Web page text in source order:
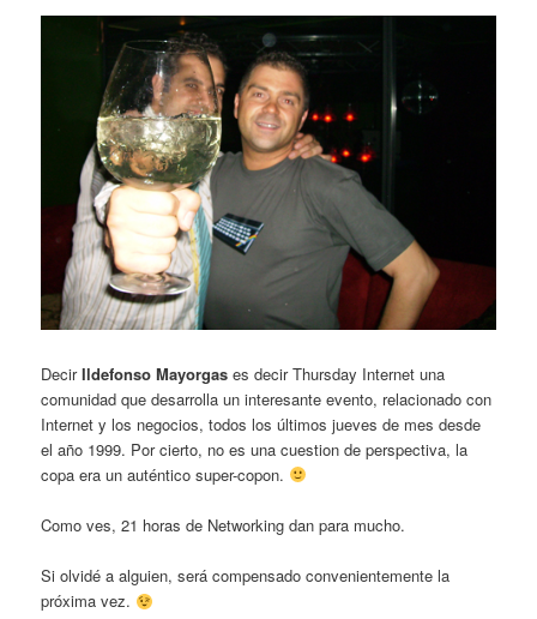
DecirIldefonso Mayorgas es decir Thursday Internet una
comunidad que desarrolla un interesante evento, relacionado con
Internet y los negocios, todos los últimos jueves de mes desde
el año 1999. Por cierto, no es una cuestion de perspectiva, la
copa era un auténtico super-copon.
Como ves, 21 horas de Networking dan para mucho.
Si olvidé a alguien, será compensado convenientemente la
próxima vez.